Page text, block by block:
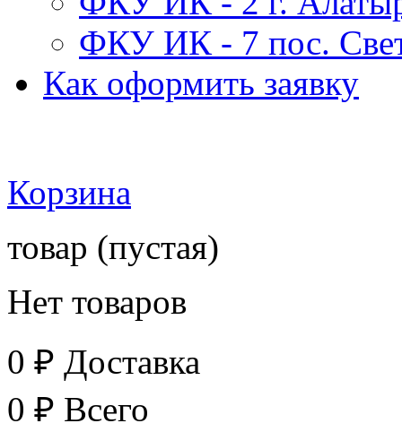
ФКУ ИК - 7 пос.
Как оформить заявку
Корзина
товар (пустая)
Нет товаров
0 ₽ Доставка
0 ₽ Всего